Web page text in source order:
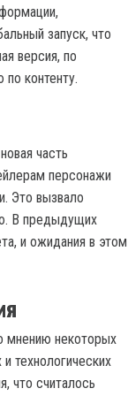
запуск, что
версия, по
контенту.
часть
персонажи
Это вызвало
В предыдущих
и ожидания в этом
мнению некоторых
технологических
что считалось